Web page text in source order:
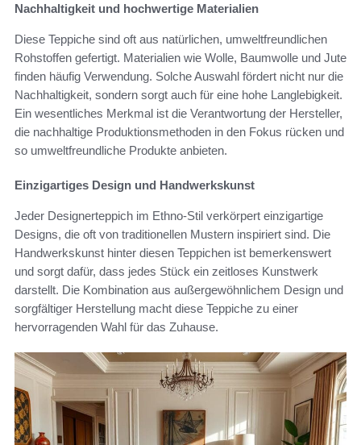
Nachhaltigkeit und hochwertige Materialien
Diese Teppiche sind oft aus natürlichen, umweltfreundlichen
Rohstoffen gefertigt. Materialien wie Wolle, Baumwolle und Jute
finden häufig Verwendung. Solche Auswahl fördert nicht nur die
Nachhaltigkeit, sondern sorgt auch für eine hohe Langlebigkeit.
Ein wesentliches Merkmal ist die Verantwortung der Hersteller,
die nachhaltige Produktionsmethoden in den Fokus rücken und
so umweltfreundliche Produkte anbieten.
Einzigartiges Design und Handwerkskunst
Jeder Designerteppich im Ethno-Stil verkörpert einzigartige
Designs, die oft von traditionellen Mustern inspiriert sind. Die
Handwerkskunst hinter diesen Teppichen ist bemerkenswert
und sorgt dafür, dass jedes Stück ein zeitloses Kunstwerk
darstellt. Die Kombination aus außergewöhnlichem Design und
sorgfältiger Herstellung macht diese Teppiche zu einer
hervorragenden Wahl für das Zuhause.